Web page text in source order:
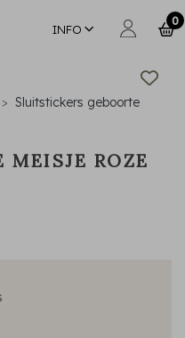
INFO
0
Sluitstickers geboorte
MEISJE ROZE